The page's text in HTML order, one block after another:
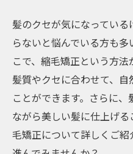
髪のクセが気になってい
らないと悩んでいる方も
こで、縮毛矯正という方
髪質やクセに合わせて、
ことができます。さらに
ながら美しい髪に仕上げ
毛矯正について詳しくご